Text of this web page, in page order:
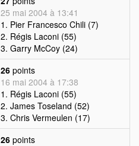
25 mai 2004 à 13:41
1. Pier Francesco Chili (7)
2. Régis Laconi (55)
3. Garry McCoy (24)
26 points
16 mai 2004 à 17:38
1. Régis Laconi (55)
2. James Toseland (52)
3. Chris Vermeulen (17)
26 points